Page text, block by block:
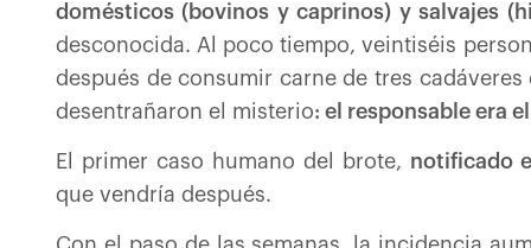
domésticos (bovinos y caprinos) y salvajes
desconocida. Al poco tiempo, veintiséis
después de consumir carne de tres
desentrañaron el misterio: el responsable era
El primer caso humano del brote, notificado
que vendría después.